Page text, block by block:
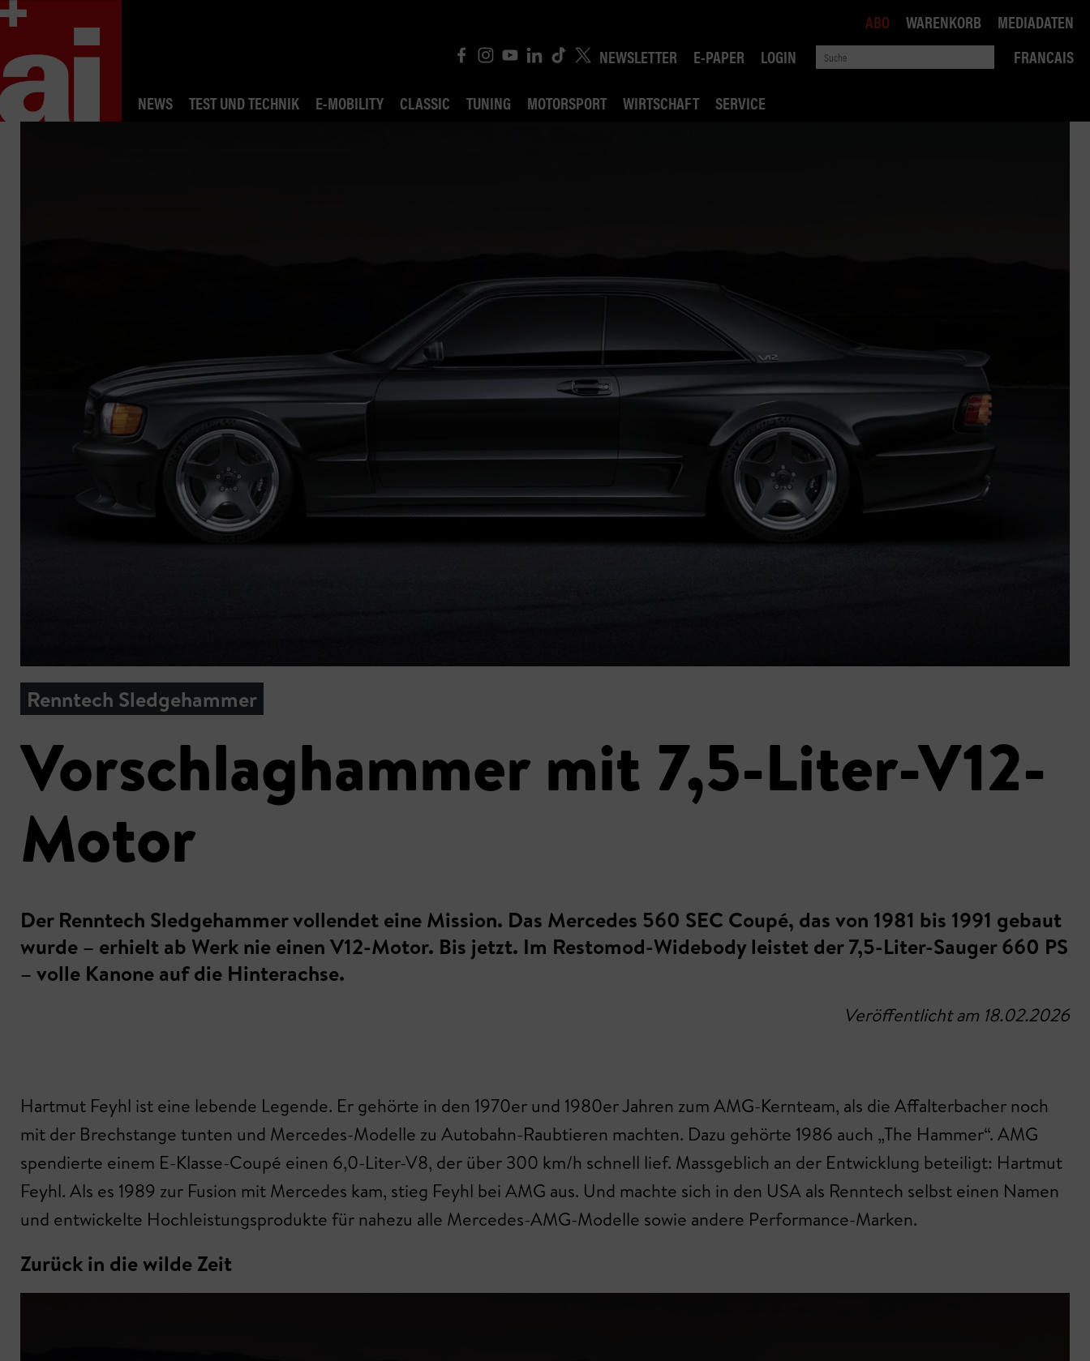
NEWSLETTER E-PAPER LOGIN
FRANCAIS
NEWS
TEST UND TECHNIK E-MOBILITY CLASSIC TUNING MOTORSPORT WIRTSCHAFT SERVICE
ABO WARENKORB MEDIADATEN
Renntech Sledgehammer
Vorschlaghammer mit 7,5-Liter-V12-
Motor
Der Renntech Sledgehammer vollendet eine Mission. Das Mercedes 560 SEC Coupé, das von 1981 bis 1991 gebaut
wurde – erhielt ab Werk nie einen V12-Motor. Bis jetzt. Im Restomod-Widebody leistet der 7,5-Liter-Sauger 660 PS
– volle Kanone auf die Hinterachse.
Veröffentlicht am 18.02.2026
Hartmut Feyhl ist eine lebende Legende. Er gehörte in den 1970er und 1980er Jahren zum AMG-Kernteam, als die Affalterbacher noch
mit der Brechstange tunten und Mercedes-Modelle zu Autobahn-Raubtieren machten. Dazu gehörte 1986 auch „The Hammer“. AMG
spendierte einem E-Klasse-Coupé einen 6,0-Liter-V8, der über 300 km/h schnell lief. Massgeblich an der Entwicklung beteiligt: Hartmut
Feyhl. Als es 1989 zur Fusion mit Mercedes kam, stieg Feyhl bei AMG aus. Und machte sich in den USA als Renntech selbst einen Namen
und entwickelte Hochleistungsprodukte für nahezu alle Mercedes-AMG-Modelle sowie andere Performance-Marken.
Zurück in die wilde Zeit